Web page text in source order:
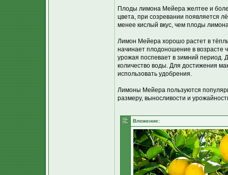
Плоды лимона Мейера желтее и
цвета, при созревании появляется
менее кислый вкус, чем плоды
Лимон Мейера хорошо растет в
начинает плодоношение в возрасте
урожая поспевает в зимний период.
количество воды. Для достижения
использовать удобрения.
Лимоны Мейера пользуются
размеру, выносливости и
Вложение: